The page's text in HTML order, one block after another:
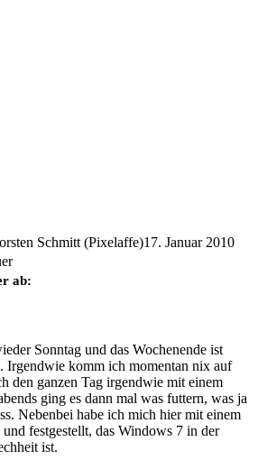
Schmitt (Pixelaffe)17. Januar 2010
ab:
Sonntag und das Wochenende ist
Irgendwie komm ich momentan nix auf
den ganzen Tag irgendwie mit einem
ging es dann mal was futtern, was ja
Nebenbei habe ich mich hier mit einem
festgestellt, das Windows 7 in der
ist.